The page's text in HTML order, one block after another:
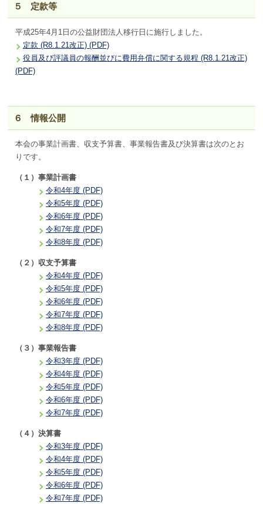
５ 定款等
平成25年4月1日の公益財団法人移行日に施行しました。
定款 (R8.1.21改正) (PDF)
役員及び評議員の報酬並びに費用弁償に関する規程 (R8.1.21改正)
(PDF)
６ 情報公開
本会の事業計画書、収支予算書、事業報告書及び決算書は次のとお
りです。
（１）事業計画書
令和4年度 (PDF)
令和5年度 (PDF)
令和6年度 (PDF)
令和7年度 (PDF)
令和8年度 (PDF)
（２）収支予算書
令和4年度 (PDF)
令和5年度 (PDF)
令和6年度 (PDF)
令和7年度 (PDF)
令和8年度 (PDF)
（３）事業報告書
令和3年度 (PDF)
令和4年度 (PDF)
令和5年度 (PDF)
令和6年度 (PDF)
令和7年度 (PDF)
（４）決算書
令和3年度 (PDF)
令和4年度 (PDF)
令和5年度 (PDF)
令和6年度 (PDF)
令和7年度 (PDF)